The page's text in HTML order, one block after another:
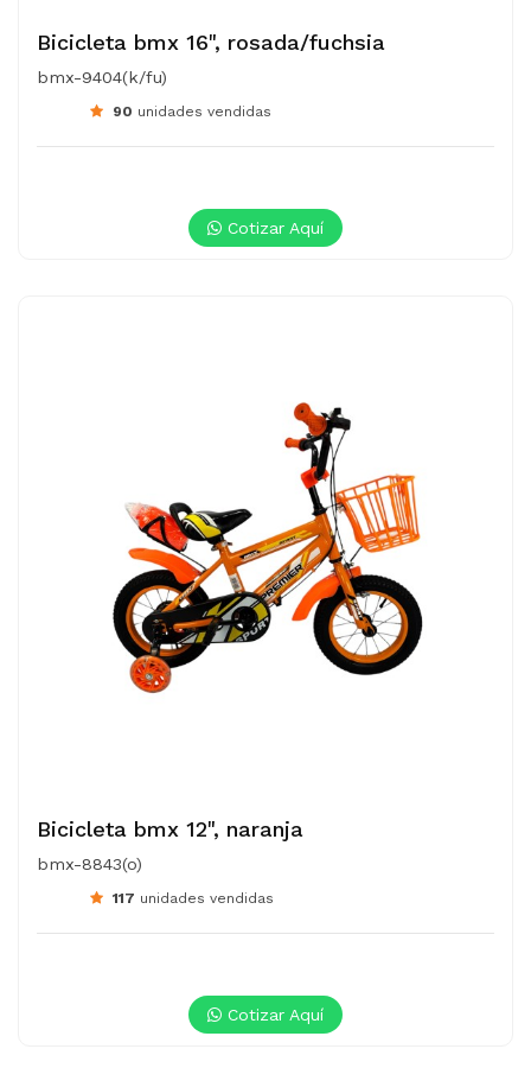
Bicicleta bmx 16", rosada/fuchsia
bmx-9404(k/fu)
90 unidades vendidas
Cotizar Aquí
Bicicleta bmx 12", naranja
bmx-8843(o)
117 unidades vendidas
Cotizar Aquí